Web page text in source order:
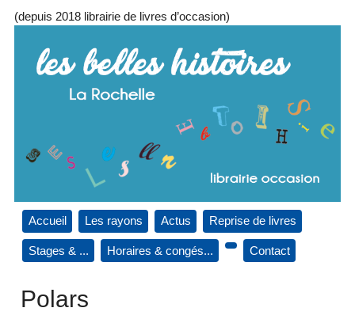
(depuis 2018 librairie de livres d’occasion)
Accueil Les rayons Actus Reprise de livres
Stages & ... Horaires & congés... Contact
Polars